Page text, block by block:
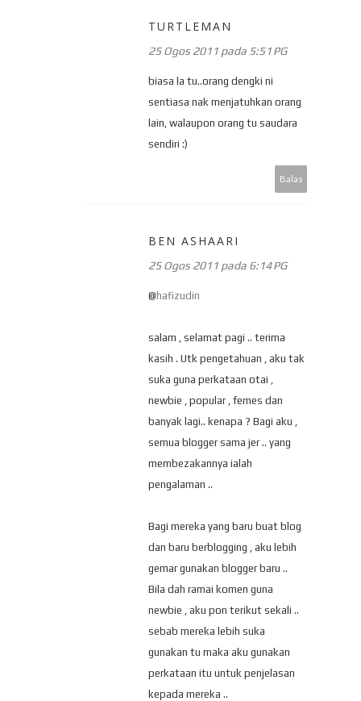
TURTLEMAN
25 Ogos 2011 pada 5:51 PG
biasa la tu..orang dengki ni
sentiasa nak menjatuhkan orang
lain, walaupon orang tu saudara
sendiri :)
Balas
BEN ASHAARI
25 Ogos 2011 pada 6:14 PG
@hafizudin
salam , selamat pagi .. terima
kasih . Utk pengetahuan , aku tak
suka guna perkataan otai ,
newbie , popular , femes dan
banyak lagi.. kenapa ? Bagi aku ,
semua blogger sama jer .. yang
membezakannya ialah
pengalaman ..
Bagi mereka yang baru buat blog
dan baru berblogging , aku lebih
gemar gunakan blogger baru ..
Bila dah ramai komen guna
newbie , aku pon terikut sekali ..
sebab mereka lebih suka
gunakan tu maka aku gunakan
perkataan itu untuk penjelasan
kepada mereka ..